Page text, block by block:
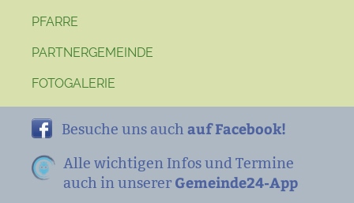
PFARRE
PARTNERGEMEINDE
FOTOGALERIE
Besuche uns auch auf Facebook!
Alle wichtigen Infos und Termine
auch in unserer Gemeinde24-App